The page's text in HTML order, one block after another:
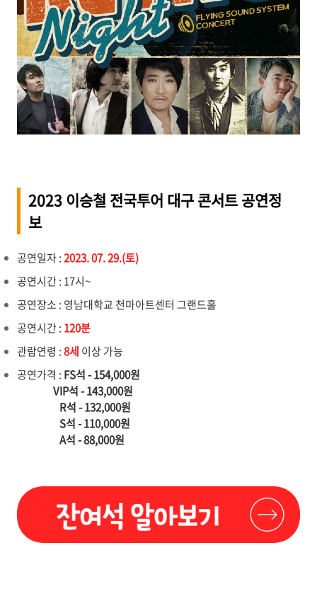
2023 이승철 전국투어 대구 콘서트 공연정
보
공연일자 :2023. 07. 29.(토)
공연시간 : 17시~
공연장소 : 영남대학교 천마아트센터 그랜드홀
공연시간 : 120분
관람연령 :8세 이상 가능
공연가격 : FS석 - 154,000원
VIP석 - 143,000원
R석 - 132,000원
S석 - 110,000원
A석 - 88,000원